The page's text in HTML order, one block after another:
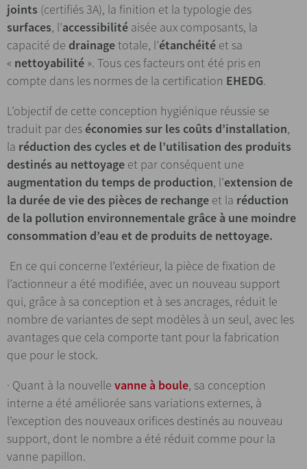
joints (certifiés 3A), la finition et la typologie des
surfaces, l’accessibilité aisée aux composants, la
capacité de drainagetotale, l’étanchéité et sa
« nettoyabilité ». Tous ces facteurs ont été pris en
compte dans les normes de la certification EHEDG.
L’objectif de cette conception hygiénique réussie se
traduit par deséconomies sur les coûts d’installation,
la réduction des cycles et de l’utilisation des produits
destinés au nettoyage et par conséquent une
augmentation du temps de production, l’extension de
la durée de vie des pièces de rechange et la réduction
de la pollution environnementale grâce à une moindre
consommation d’eau et de produits de nettoyage.
En ce qui concerne l’extérieur, la pièce de fixation de
l’actionneur a été modifiée, avec un nouveau support
qui, grâce à sa conception et à ses ancrages, réduit le
nombre de variantes de sept modèles à un seul, avec les
avantages que cela comporte tant pour la fabrication
que pour le stock.
· Quant à la nouvelle vanne à boule, sa conception
interne a été améliorée sans variations externes, à
l’exception des nouveaux orifices destinés au nouveau
support, dont le nombre a été réduit comme pour la
vanne papillon.